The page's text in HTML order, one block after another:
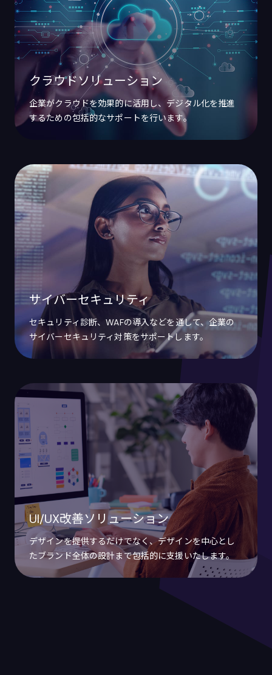
クラウドソリューション
企業がクラウドを効果的に活用し、デジタル化を推進
するための包括的なサポートを行います。
サイバーセキュリティ
セキュリティ診断、WAFの導入などを通して、企業の
サイバーセキュリティ対策をサポートします。
UI/UX改善ソリューション
デザインを提供するだけでなく、デザインを中心とし
たブランド全体の設計まで包括的に支援いたします。